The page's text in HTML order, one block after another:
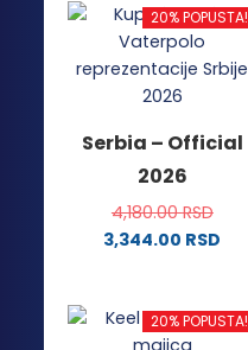
ima
više
varijanti.
Opcije
biti
izabrane
na
stranici
20% POPUSTA!
Serbia – Official
2026
4,180.00RSD
3,344.00 RSD
ima
20% POPUSTA!